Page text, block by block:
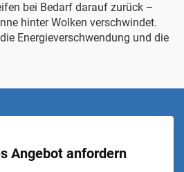
bei Bedarf darauf zurück –
hinter Wolken verschwindet.
Energieverschwendung und die
Angebot anfordern